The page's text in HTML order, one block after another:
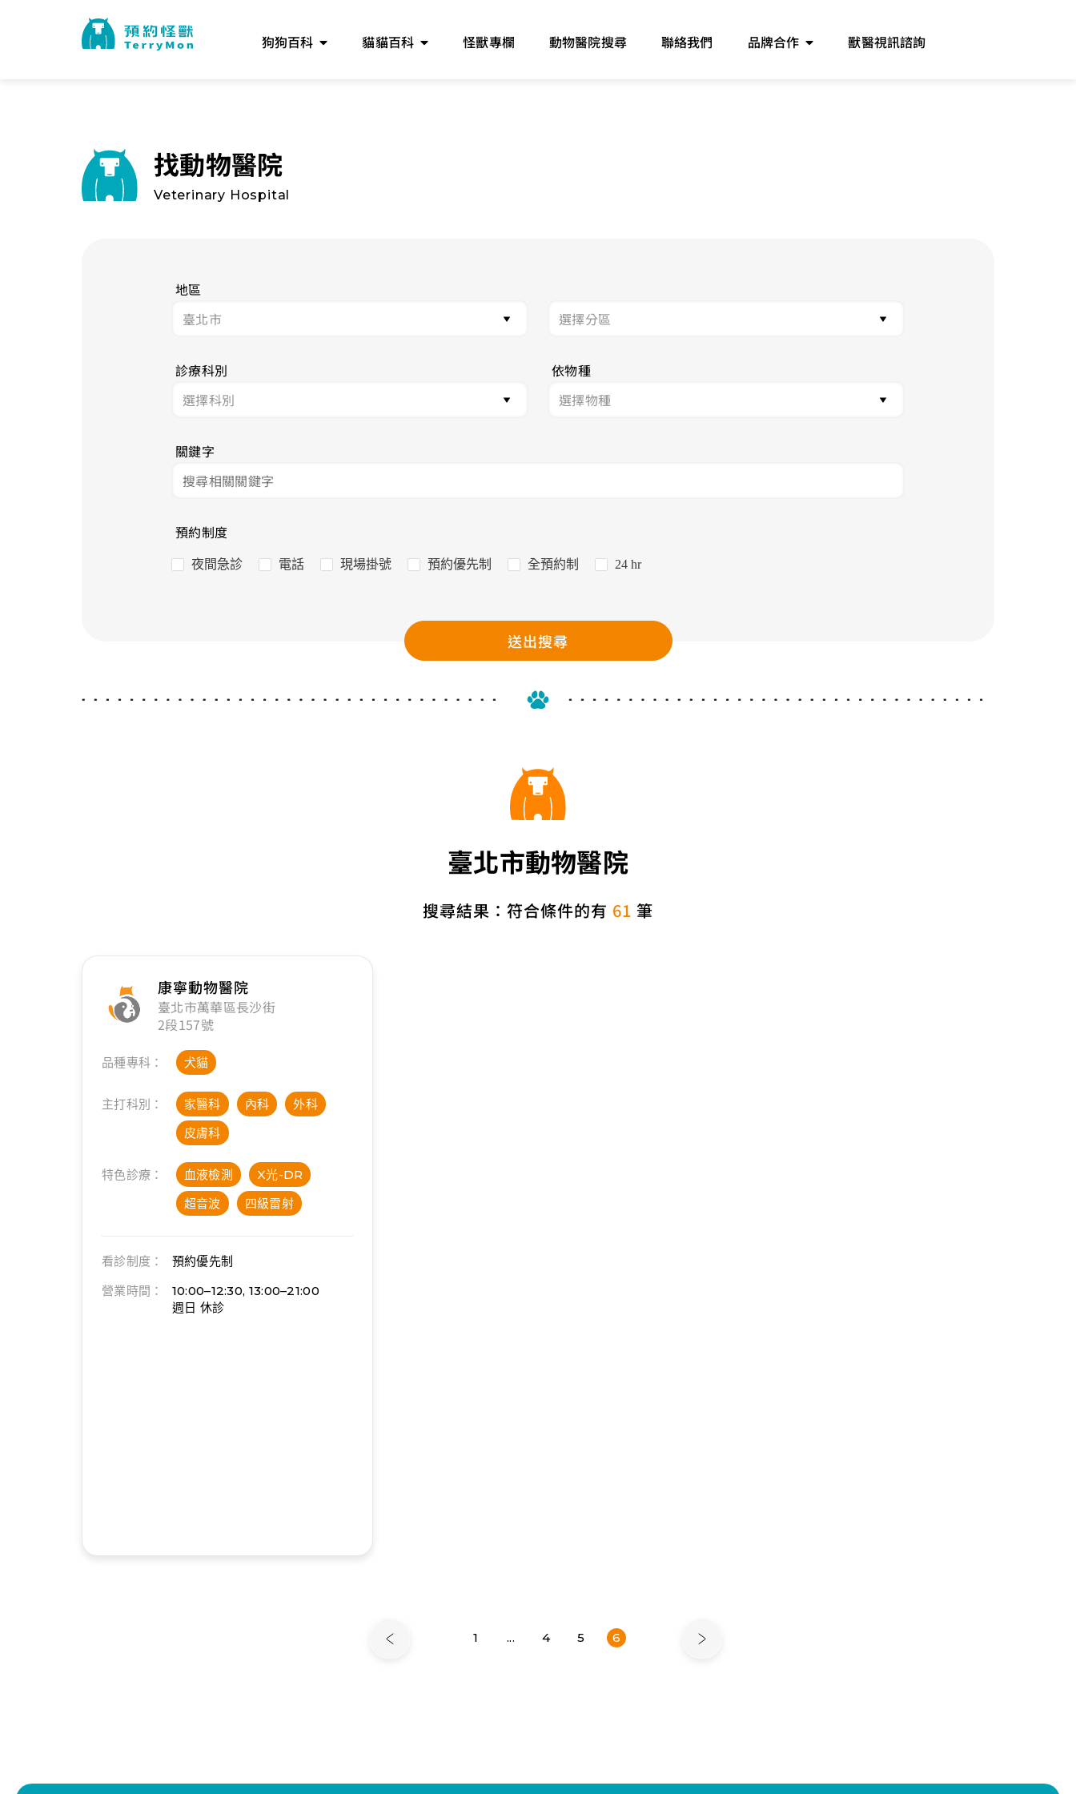
狗狗百科 貓貓百科 怪獸專欄 動物醫院搜尋 聯絡我們 品牌合作 獸醫視訊諮詢
找動物醫院
Veterinary Hospital
地區
診療科別 依物種
關鍵字
預約制度
夜間急診 電話 現場掛號 預約優先制 全預約制 24 hr
送出搜尋
臺北市動物醫院
搜尋結果：符合條件的有 61 筆
康寧動物醫院
臺北市萬華區長沙街
2段157號
品種專科： 犬貓
主打科別： 家醫科 內科
外科
皮膚科
特色診療： 血液檢測
X光-DR
超音波
四級雷射
看診制度：
預約優先制
營業時間：
10:00–12:30, 13:00–21:00
週日 休診
1 ... 4 5 6